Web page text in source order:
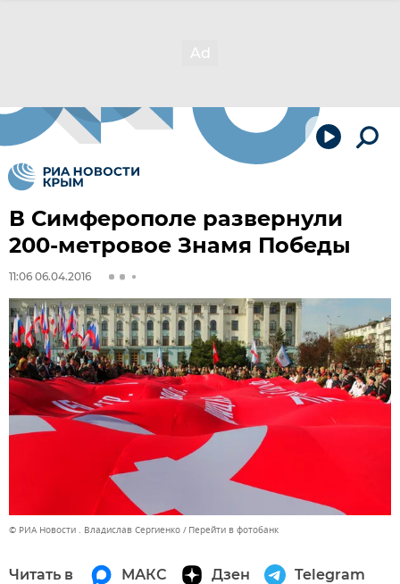
В Симферополе развернули
200-метровое Знамя Победы
11:06 06.04.2016
© РИА Новости . Владислав Сергиенко Перейти в фотобанк
Читать в МАКС Дзен Telegram